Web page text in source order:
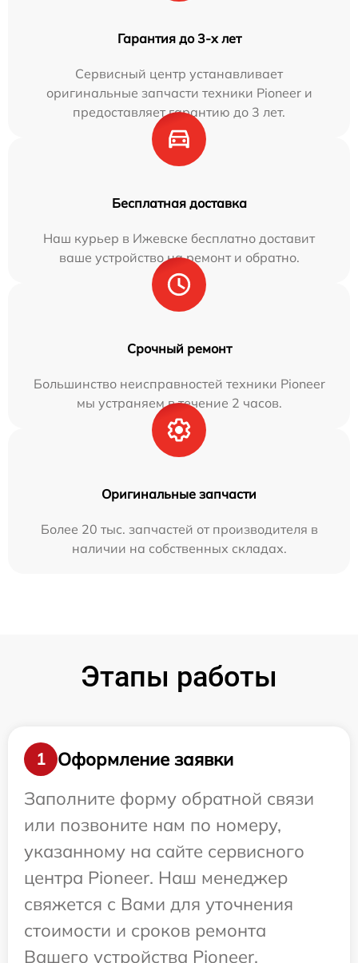
Гарантия до 3-х лет
Сервисный центр устанавливает
оригинальные запчасти техники Pioneer и
предоставляет гарантию до 3 лет.
Бесплатная доставка
Наш курьер в Ижевске бесплатно доставит
ваше устройство на ремонт и обратно.
Срочный ремонт
Большинство неисправностей техники Pioneer
мы устраняем в течение 2 часов.
Оригинальные запчасти
Более 20 тыс. запчастей от производителя в
наличии на собственных складах.
Этапы работы
1
Оформление заявки
Заполните форму обратной связи
или позвоните нам по номеру,
указанному на сайте сервисного
центра Pioneer. Наш менеджер
свяжется с Вами для уточнения
стоимости и сроков ремонта
Вашего устройства Pioneer.